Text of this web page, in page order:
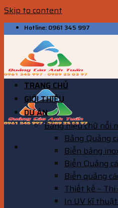
Skip to content
Hotline: 0961 345 997
TRANG CHỦ
GIỚI THIỆU
DỰ ÁN
Bảng hiệu chữ nổi
Bảng Quảng
Biển bảng
Biển Quảng
Biển quảng
Thiết kế – Thi
In UV kĩ